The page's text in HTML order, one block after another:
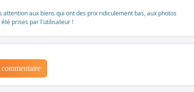
aux biens qui ont des prix ridiculement bas, aux photos
prises par l'utilisateur !